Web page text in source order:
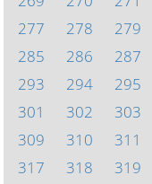
277
278 279
285
286 287
293
294 295
301
302 303
309
310 311
317
318 319